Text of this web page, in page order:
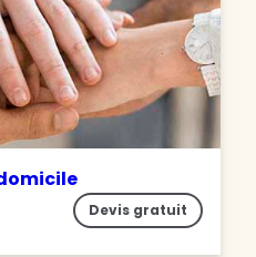
Devis gratuit